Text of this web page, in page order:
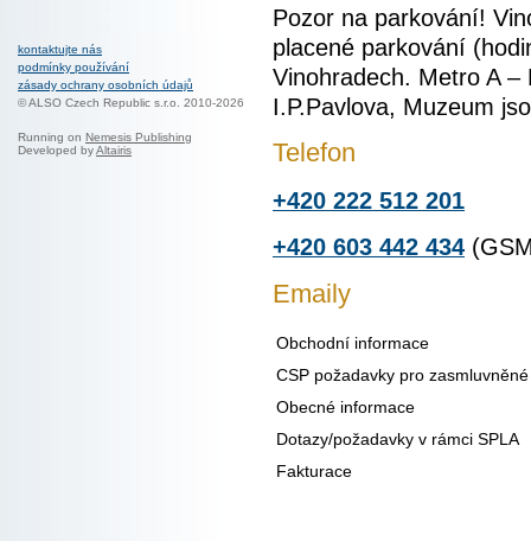
kontaktujte nás
podmínky používání
zásady ochrany osobních údajů
© ALSO Czech Republic s.r.o. 2010-2026
Running on Nemesis Publishing
Developed byAltairis
Pozor na parkování!
placené parkování
Vinohradech. Metro A
I.P.Pavlova, Muzeum
Telefon
+420 222 512 201
+420 603 442 434
Emaily
Obchodní informace
CSP požadavky pro
Obecné informace
Dotazy/požadavky v rámci SPLA
Fakturace